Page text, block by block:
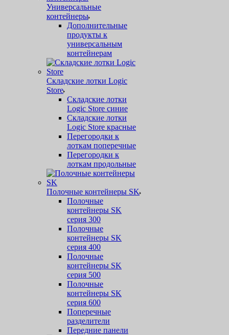
Универсальные
контейнеры
Дополнительные
продукты к
универсальным
контейнерам
Складские лотки Logic
Store
Складские лотки
Logic Store синие
Складские лотки
Logic Store красные
Перегородки к
лоткам поперечные
Перегородки к
лоткам продольные
Полочные контейнеры SK
Полочные
контейнеры SK
серия 300
Полочные
контейнеры SK
серия 400
Полочные
контейнеры SK
серия 500
Полочные
контейнеры SK
серия 600
Поперечные
разделители
Передние панели